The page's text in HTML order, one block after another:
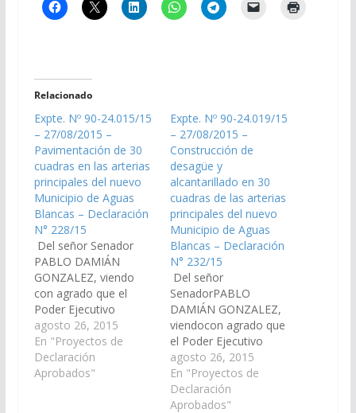
Relacionado
Expte. Nº 90-24.015/15
– 27/08/2015 –
Pavimentación de 30
cuadras en las arterias
principales del nuevo
Municipio de Aguas
Blancas – Declaración
N° 228/15
Del señor Senador
PABLO DAMIÁN
GONZALEZ, viendo
con agrado que el
Poder Ejecutivo
Provincial, incluya en el
Proyecto de
Presupuesto General
de la Provincia -
agosto 26, 2015
En "Proyectos de
Declaración
Aprobados"
Expte. Nº 90-24.019/15
– 27/08/2015 –
Construcción de
desagüe y
alcantarillado en 30
cuadras de las arterias
principales del nuevo
Municipio de Aguas
Blancas – Declaración
N° 232/15
Del señor
SenadorPABLO
DAMIÁN GONZALEZ,
viendocon agrado que
el Poder Ejecutivo
Provincial, incluya en el
Proyecto de
Presupuesto General
de la Provincia -
agosto 26, 2015
En "Proyectos de
Declaración
Aprobados"